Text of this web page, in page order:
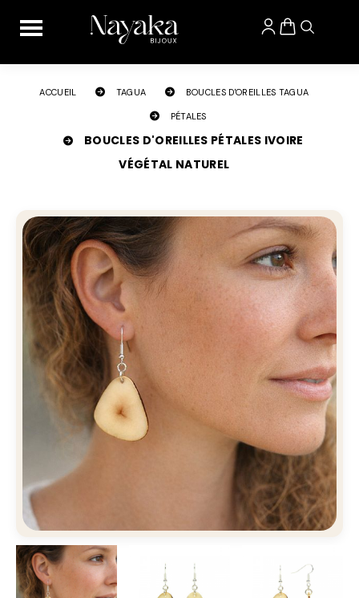
ACCUEIL TAGUA BOUCLES D'OREILLES TAGUA
PÉTALES
BOUCLES D'OREILLES PÉTALES IVOIRE
VÉGÉTAL NATUREL